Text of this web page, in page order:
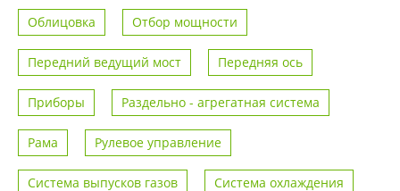
Облицовка Отбор мощности
Передний ведущий мост Передняя ось
Приборы Раздельно - агрегатная система
Рама Рулевое управление
Система выпусков газов Система охлаждения